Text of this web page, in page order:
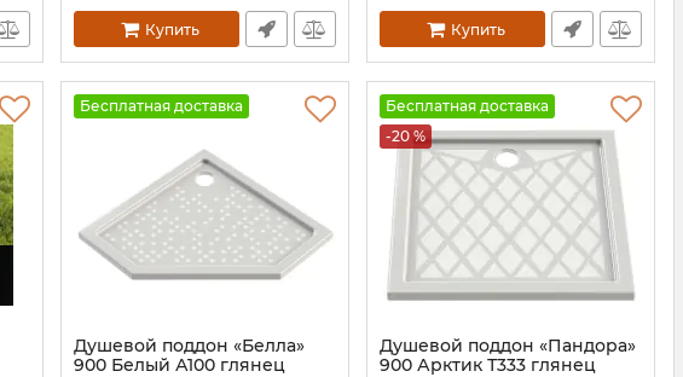
Купить Купить
Бесплатная доставка
Душевой поддон «Белла»
900 Белый А100 глянец
Бесплатная доставка
-20 %
Душевой поддон «Пандора»
900 Арктик Т333 глянец